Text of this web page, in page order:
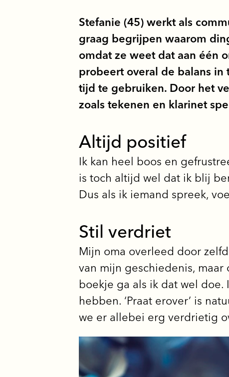
Stefanie (45) werkt als
graag begrijpen waarom
omdat ze weet dat aan één
probeert overal de balans
tijd te gebruiken. Door het
zoals tekenen en klarinet
Altijd positief
Ik kan heel boos en
is toch altijd wel dat ik blij
Dus als ik iemand spreek,
Stil verdriet
Mijn oma overleed door
van mijn geschiedenis,
boekje ga als ik dat wel
hebben. ‘Praat erover’ is
we er allebei erg verdrietig